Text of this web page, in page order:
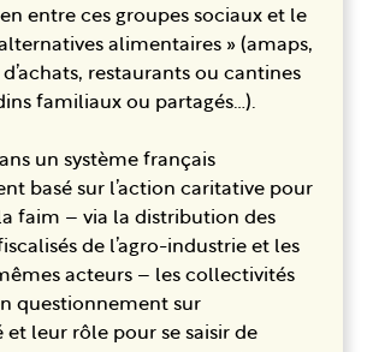
entre ces groupes sociaux et le
alimentaires » (amaps,
restaurants ou cantines
familiaux ou partagés…).
un système français
basé sur l’action caritative pour
faim – via la distribution des
de l’agro-industrie et les
acteurs – les collectivités
questionnement sur
leur rôle pour se saisir de